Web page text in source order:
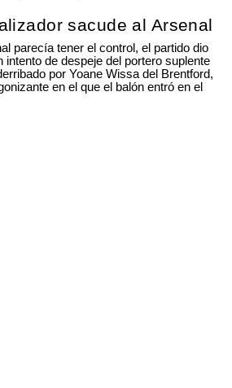
sacude al Arsenal
parecía tener el control, el partido dio
intento de despeje del portero suplente
por Yoane Wissa del Brentford,
en el que el balón entró en el